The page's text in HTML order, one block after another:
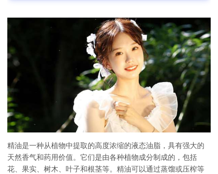
精油是一种从植物中提取的高度浓缩的液态油脂，具有强大的
天然香气和药用价值。它们是由各种植物成分制成的，包括
花、果实、树木、叶子和根茎等。精油可以通过蒸馏或压榨等